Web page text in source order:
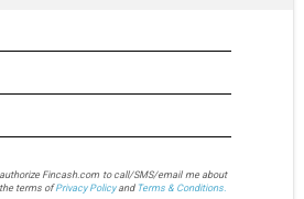
Fincash.com to call/SMS/email me about
terms ofPrivacy Policyand Terms & Conditions.